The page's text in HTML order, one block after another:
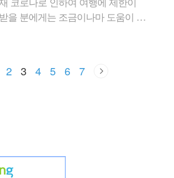
을 분에게는 조금이나마 도움이 되
위비뱅크에서 온국민환전 선택후
- 최대 100만원 상당액 : 그외 방식
2 3 4 5 6 7